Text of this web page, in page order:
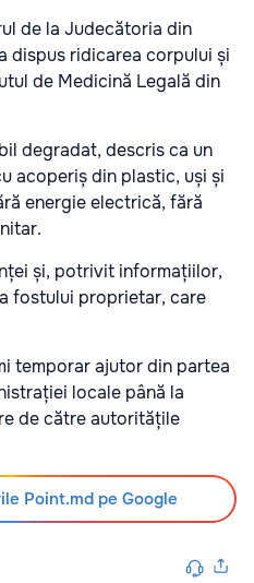
de la Judecătoria din
dispus ridicarea corpului și
de Medicină Legală din
degradat, descris ca un
acoperiș din plastic, uși și
energie electrică, fără
și, potrivit informațiilor,
fostului proprietar, care
temporar ajutor din partea
locale până la
de către autoritățile
Point.md pe Google